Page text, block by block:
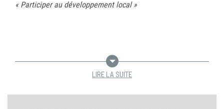
« Participer au développement local »
LIRE LA SUITE